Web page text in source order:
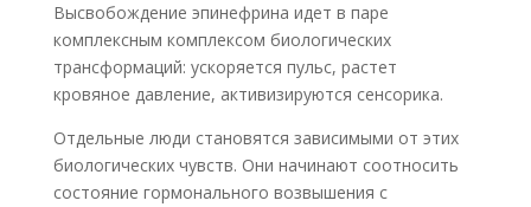
Высвобождение эпинефрина идет в паре
комплексным комплексом биологических
трансформаций: ускоряется пульс, растет
кровяное давление, активизируются сенсорика.
Отдельные люди становятся зависимыми от этих
биологических чувств. Они начинают соотносить
состояние гормонального возвышения с